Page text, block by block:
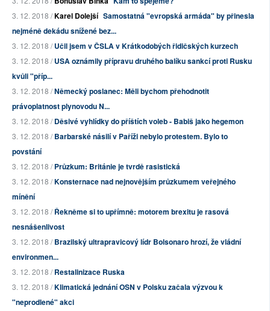
3. 12. 2018 /Karel Dolejší Samostatná "evropská armáda" by přinesla
nejméně dekádu snížené bez...
3. 12. 2018 /Učil jsem v ČSLA v Krátkodobých řidičských kurzech
3. 12. 2018 /USA oznámily přípravu druhého balíku sankcí proti Rusku
kvůli "příp...
3. 12. 2018 /Německý poslanec: Měli bychom přehodnotit
právoplatnost plynovodu N...
3. 12. 2018 /Děsivé vyhlídky do příštích voleb - Babiš jako hegemon
3. 12. 2018 /Barbarské násilí v Paříži nebylo protestem. Bylo to
povstání
3. 12. 2018 /Průzkum: Británie je tvrdě rasistická
3. 12. 2018 /Konsternace nad nejnovějším průzkumem veřejného
mínění
3. 12. 2018 /Řekněme si to upřímně: motorem brexitu je rasová
nesnášenlivost
3. 12. 2018 /Brazilský ultrapravicový lídr Bolsonaro hrozí, že vládní
environmen...
3. 12. 2018 /Restalinizace Ruska
3. 12. 2018 /Klimatická jednání OSN v Polsku začala výzvou k
"neprodlené" akci